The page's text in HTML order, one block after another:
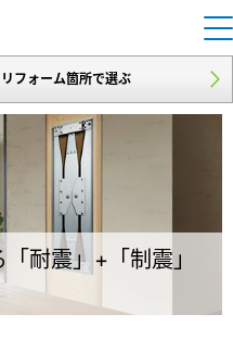
リフォーム箇所で選ぶ
耐震」+「制震」